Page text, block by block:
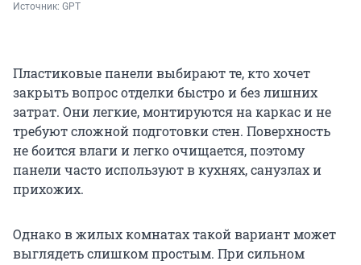
Источник: GPT
Пластиковые панели выбирают те, кто хочет
закрыть вопрос отделки быстро и без лишних
затрат. Они легкие, монтируются на каркас и не
требуют сложной подготовки стен. Поверхность
не боится влаги и легко очищается, поэтому
панели часто используют в кухнях, санузлах и
прихожих.
Однако в жилых комнатах такой вариант может
выглядеть слишком простым. При сильном